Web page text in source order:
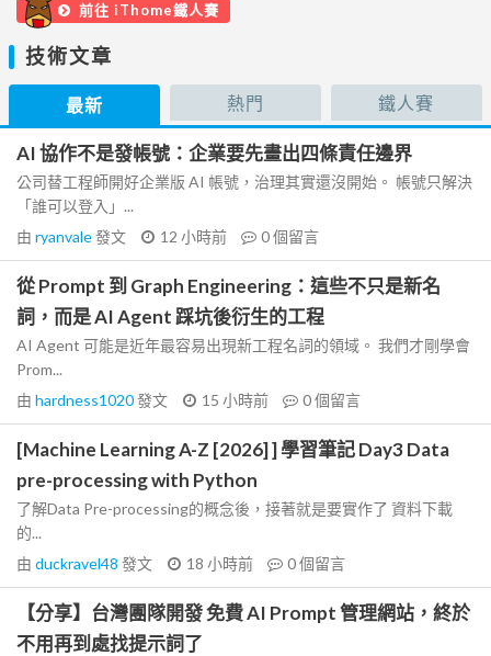
前往 iThome鐵人賽
技術文章
最新 熱門 鐵人賽
AI 協作不是發帳號：企業要先畫出四條責任邊界
公司替工程師開好企業版 AI 帳號，治理其實還沒開始。 帳號只解決
「誰可以登入」...
由 ryanvale發文 12 小時前 0個留言
從 Prompt 到 Graph Engineering：這些不只是新名
詞，而是 AI Agent 踩坑後衍生的工程
AI Agent 可能是近年最容易出現新工程名詞的領域。 我們才剛學會
Prom...
由 hardness1020發文 15 小時前 0個留言
[Machine Learning A-Z [2026] ] 學習筆記 Day3 Data
pre-processing with Python
了解Data Pre-processing的概念後，接著就是要實作了 資料下載
的...
由 duckravel48 發文 18 小時前 0個留言
【分享】台灣團隊開發 免費 AI Prompt 管理網站，終於
不用再到處找提示詞了